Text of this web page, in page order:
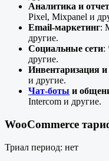
Аналитика и
Pixel, Mixpanel и
Email-маркетинг:
другие.
Социальные сети:
другие.
Инвентаризация и
и другие.
Чат-боты и
Intercom и другие.
WooCommerce
Триал период: нет